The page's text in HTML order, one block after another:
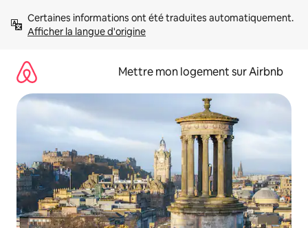
directement
Afficher la langue d'origine
Mettre mon logement sur Airbnb